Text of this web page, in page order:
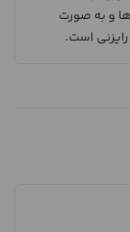
و به صورت
رایزنی است.